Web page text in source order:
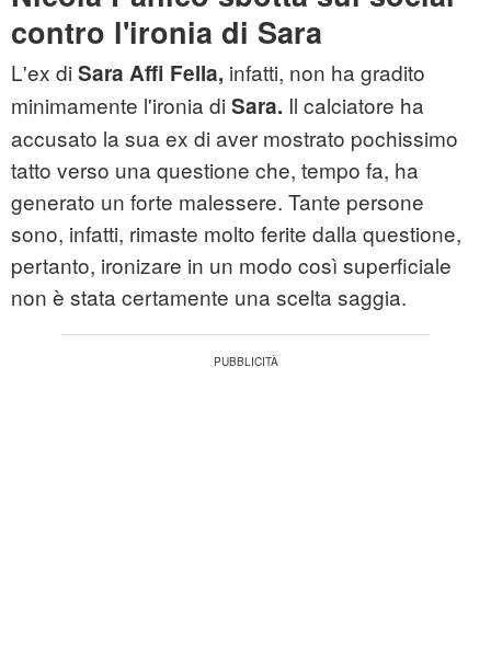
contro l'ironia di Sara
L'ex di Sara Affi Fella, infatti, non ha gradito
minimamente l'ironia di Sara. Il calciatore ha
accusato la sua ex di aver mostrato pochissimo
tatto verso una questione che, tempo fa, ha
generato un forte malessere. Tante persone
sono, infatti, rimaste molto ferite dalla questione,
pertanto, ironizare in un modo così superficiale
non è stata certamente una scelta saggia.